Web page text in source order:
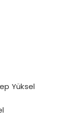
Yüksel